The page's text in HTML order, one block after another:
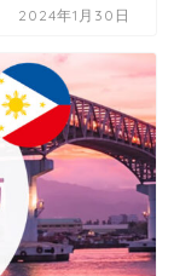
2024年1月30日